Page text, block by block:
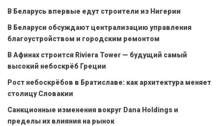
В Беларусь впервые едут строители из Нигерии
В Беларуси обсуждают централизацию управления
благоустройством и городским ремонтом
В Афинах строится Riviera Tower — будущий самый
высокий небоскрёб Греции
Рост небоскрёбов в Братиславе: как архитектура меняет
столицу Словакии
Санкционные изменения вокруг Dana Holdings и
пределы их влияния на рынок